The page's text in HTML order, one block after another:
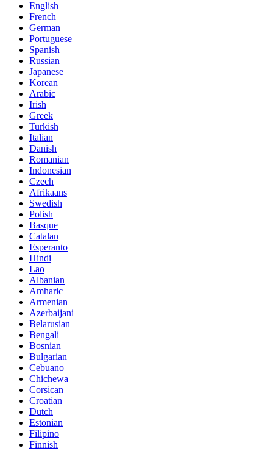
English
French
German
Portuguese
Spanish
Russian
Japanese
Korean
Arabic
Irish
Greek
Turkish
Italian
Danish
Romanian
Indonesian
Czech
Afrikaans
Swedish
Polish
Basque
Catalan
Esperanto
Hindi
Lao
Albanian
Amharic
Armenian
Azerbaijani
Belarusian
Bengali
Bosnian
Bulgarian
Cebuano
Chichewa
Corsican
Croatian
Dutch
Estonian
Filipino
Finnish